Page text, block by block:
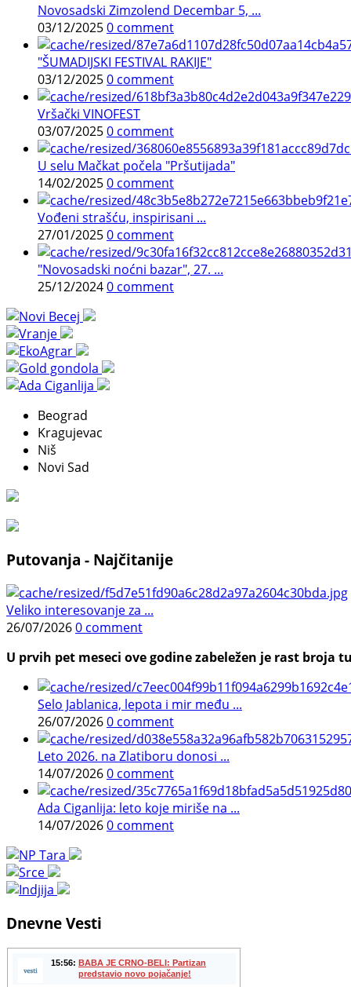
Novosadski Zimzolend Decembar 5, ...
03/12/20250 comment
"ŠUMADIJSKI FESTIVAL RAKIJE"
03/12/20250 comment
Vršački VINOFEST
03/07/20250 comment
U selu Mačkat počela "Pršutijada"
14/02/20250 comment
Vođeni strašću, inspirisani ...
27/01/20250 comment
"Novosadski noćni bazar", 27. ...
25/12/20240 comment
Beograd
Kragujevac
Niš
Novi Sad
Putovanja - Najčitanije
Veliko interesovanje za ...
26/07/20260 comment
U prvih pet meseci ove godine zabeležen je rast
Selo Jablanica, lepota i mir među ...
26/07/20260 comment
Leto 2026. na Zlatiboru donosi ...
14/07/20260 comment
Ada Ciganlija: leto koje miriše na ...
14/07/20260 comment
Dnevne Vesti